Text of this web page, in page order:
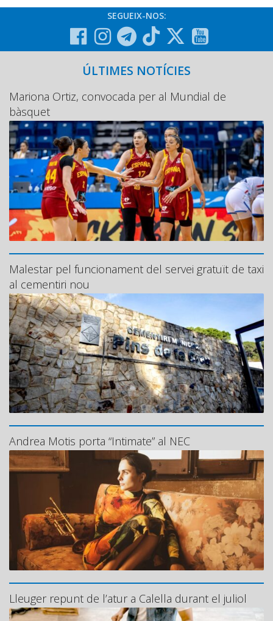
SEGUEIX-NOS:
ÚLTIMES NOTÍCIES
Mariona Ortiz, convocada per al Mundial de
bàsquet
Malestar pel funcionament del servei gratuït de taxi
al cementiri nou
Andrea Motis porta “Intimate” al NEC
Lleuger repunt de l’atur a Calella durant el juliol